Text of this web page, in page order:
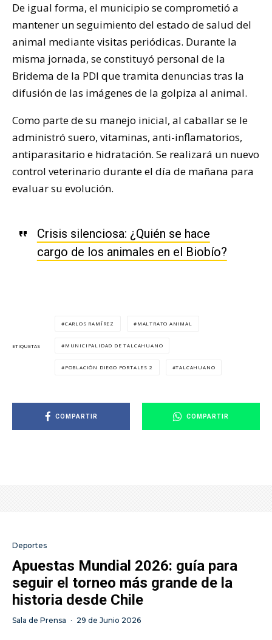
De igual forma, el municipio se comprometió a
mantener un seguimiento del estado de salud del
animal mediante visitas periódicas. Durante la
misma jornada, se constituyó personal de la
Bridema de la PDI que tramita denuncias tras la
difusión de las imágenes de la golpiza al animal.
Como parte de su manejo inicial, al caballar se le
administró suero, vitaminas, anti-inflamatorios,
antiparasitario e hidratación. Se realizará un nuevo
control veterinario durante el día de mañana para
evaluar su evolución.
Crisis silenciosa: ¿Quién se hace
cargo de los animales en el Biobío?
ETIQUETAS
CARLOS RAMÍREZ MALTRATO ANIMAL
MUNICIPALIDAD DE TALCAHUANO
POBLACIÓN DIEGO PORTALES 2 TALCAHUANO
COMPARTIR COMPARTIR
Deportes
Apuestas Mundial 2026: guía para
seguir el torneo más grande de la
historia desde Chile
Sala de Prensa · 29 de Junio 2026